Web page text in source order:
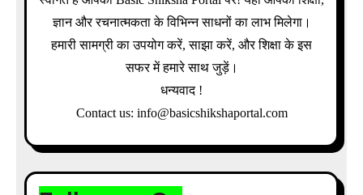
ज्ञान और रचनात्मकता के विभिन्न साधनों का लाभ मिलेगा।
हमारी सामग्री का उपयोग करें, साझा करें, और शिक्षा के इस
सफर में हमारे साथ जुड़ें।
धन्यवाद !
Contact us: info@basicshikshaportal.com